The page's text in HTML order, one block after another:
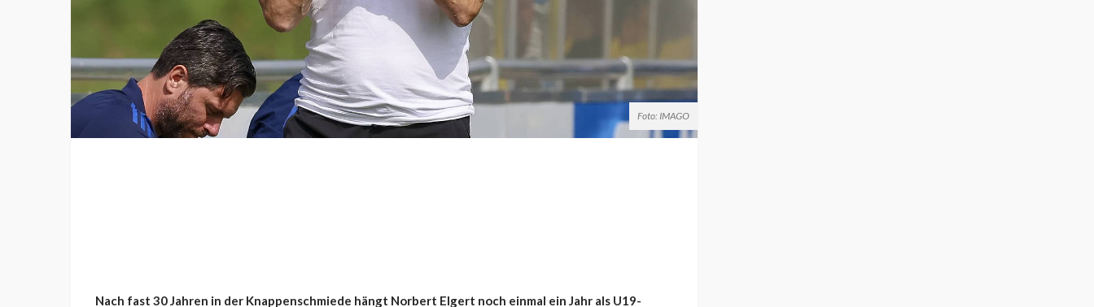
Foto: IMAGO
Nach fast 30 Jahren in der Knappenschmiede hängt Norbert Elgert noch einmal ein Jahr als U19-